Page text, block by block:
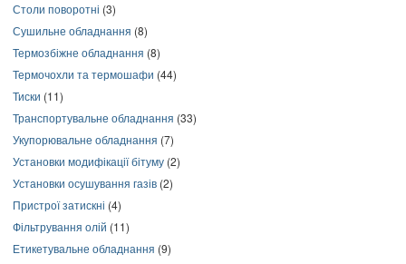
Столи поворотні (3)
Сушильне обладнання (8)
Термозбіжне обладнання (8)
Термочохли та термошафи (44)
Тиски (11)
Транспортувальне обладнання (33)
Укупорювальне обладнання (7)
Установки модифікації бітуму (2)
Установки осушування газів (2)
Пристрої затискні (4)
Фільтрування олій (11)
Етикетувальне обладнання (9)